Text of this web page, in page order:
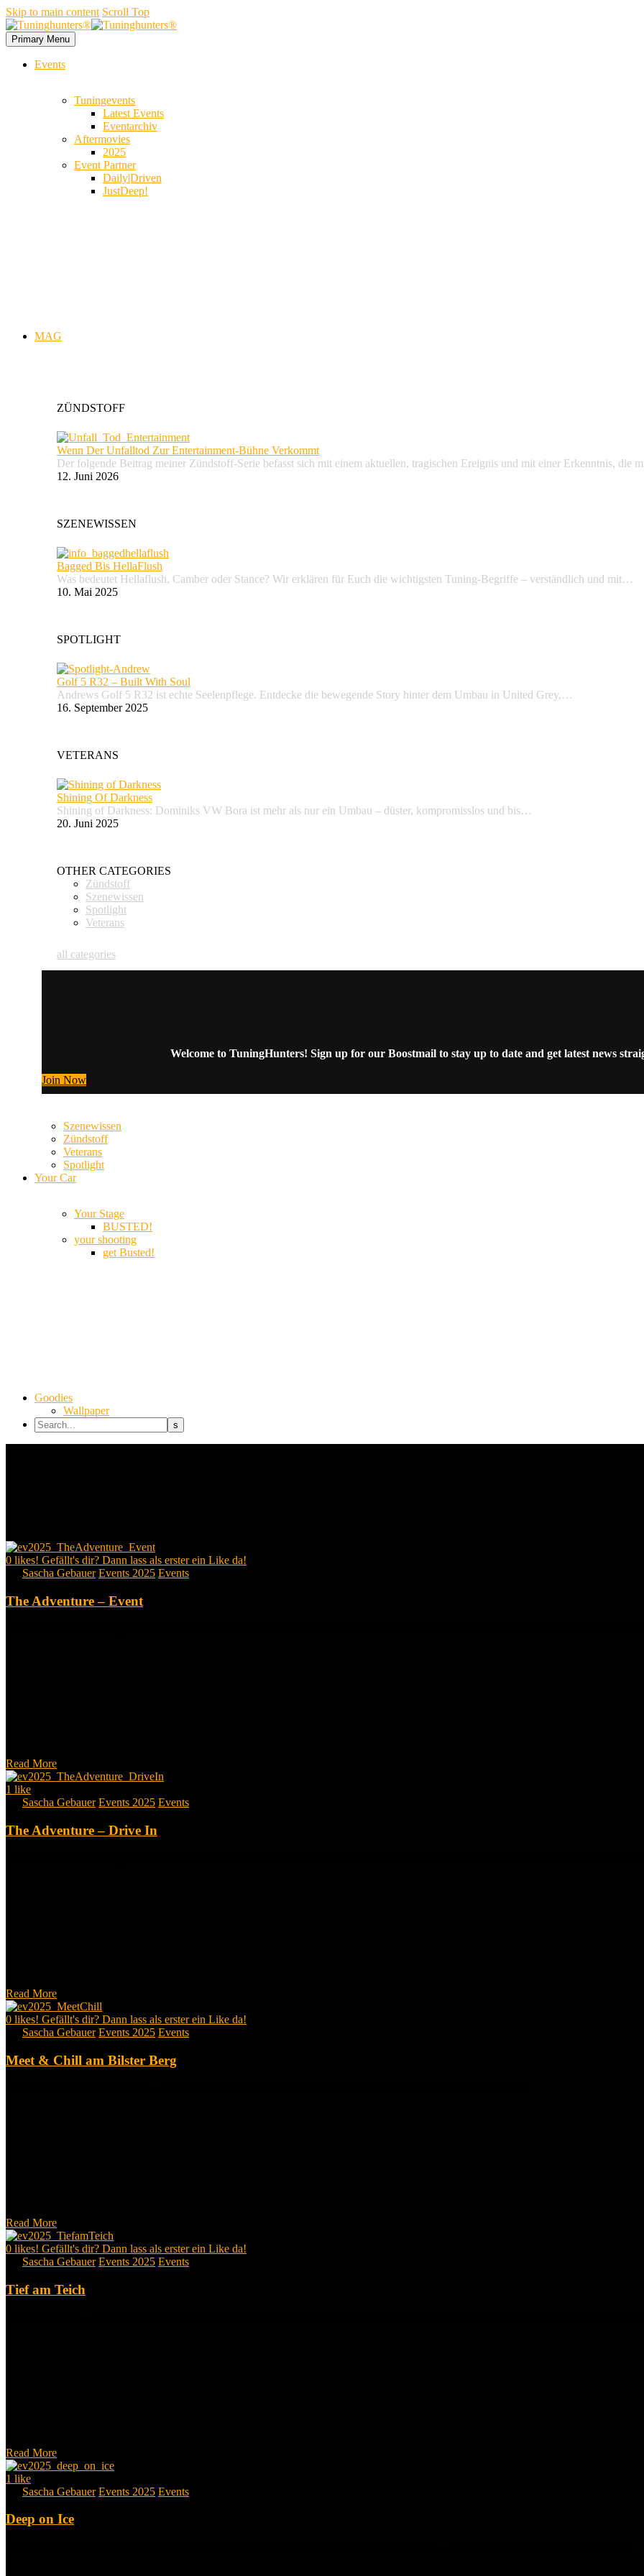
Skip to main content Scroll Top
Primary Menu
Events
Tuningevents
Latest Events
Eventarchiv
Aftermovies
2025
Event Partner
Daily|Driven
JustDeep!
MAG
ZÜNDSTOFF
Wenn Der Unfalltod Zur Entertainment-Bühne Verkommt
Der folgende Beitrag meiner Zündstoff-Serie befasst sich mit einem aktuellen, tragischen Ereignis und mit einer Erkenntnis, die
12. Juni 2026
SZENEWISSEN
Bagged Bis HellaFlush
Was bedeutet Hellaflush, Camber oder Stance? Wir erklären für Euch die wichtigsten Tuning-Begriffe – verständlich und mit…
10. Mai 2025
SPOTLIGHT
Golf 5 R32 – Built With Soul
Andrews Golf 5 R32 ist echte Seelenpflege. Entdecke die bewegende Story hinter dem Umbau in United Grey,…
16. September 2025
VETERANS
Shining Of Darkness
Shining of Darkness: Dominiks VW Bora ist mehr als nur ein Umbau – düster, kompromisslos und bis…
20. Juni 2025
OTHER CATEGORIES
Zündstoff
Szenewissen
Spotlight
Veterans
all categories
Welcome to TuningHunters! Sign up for our Boostmail to stay up to date and get latest news
Join Now
Szenewissen
Zündstoff
Veterans
Spotlight
Your Car
Your Stage
BUSTED!
your shooting
get Busted!
Goodies
Wallpaper
0 likes! Gefällt's dir? Dann lass als erster ein Like da!
Sascha Gebauer Events 2025 Events
The Adventure – Event
Read More
1 like
Sascha Gebauer Events 2025 Events
The Adventure – Drive In
Read More
0 likes! Gefällt's dir? Dann lass als erster ein Like da!
Sascha Gebauer Events 2025 Events
Meet & Chill am Bilster Berg
Read More
0 likes! Gefällt's dir? Dann lass als erster ein Like da!
Sascha Gebauer Events 2025 Events
Tief am Teich
Read More
1 like
Sascha Gebauer Events 2025 Events
Deep on Ice